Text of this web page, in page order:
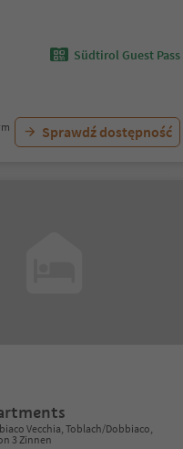
Südtirol Guest Pass
Sprawdź dostępność
Vecchia, Toblach/Dobbiaco,
3 Zinnen